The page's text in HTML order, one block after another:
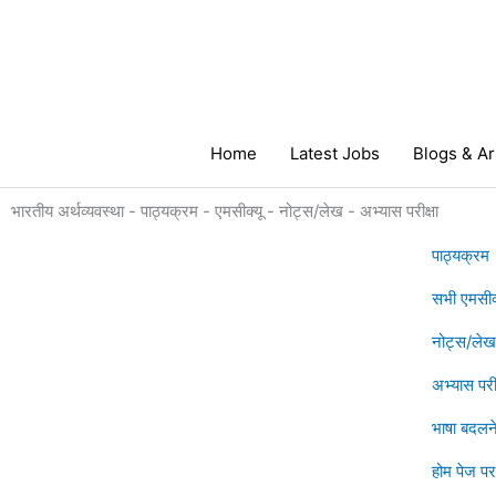
Home Latest Jobs Blogs &
भारतीय अर्थव्यवस्था - पाठ्यक्रम - एमसीक्यू - नोट्स/लेख - अभ्यास परीक्षा
पाठ्यक्रम
सभी
नोट्स/लेख
अभ्यास
भाषा
होम पेज